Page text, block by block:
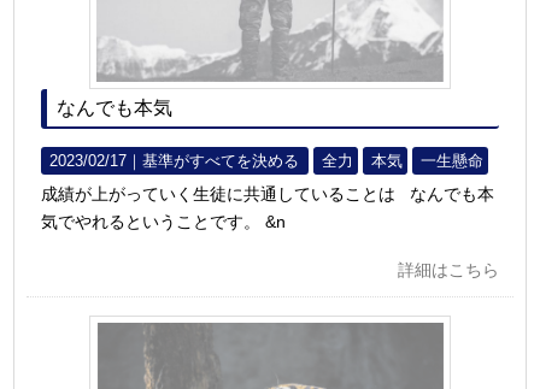
なんでも本気
2023/02/17｜基準がすべてを決める 全力 本気 一生懸命
成績が上がっていく生徒に共通していることは なんでも本
気でやれるということです。 &n
詳細はこちら